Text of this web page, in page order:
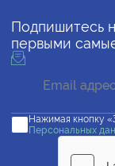
Подпишитесь
первыми
Нажимая кнопку
Персональных